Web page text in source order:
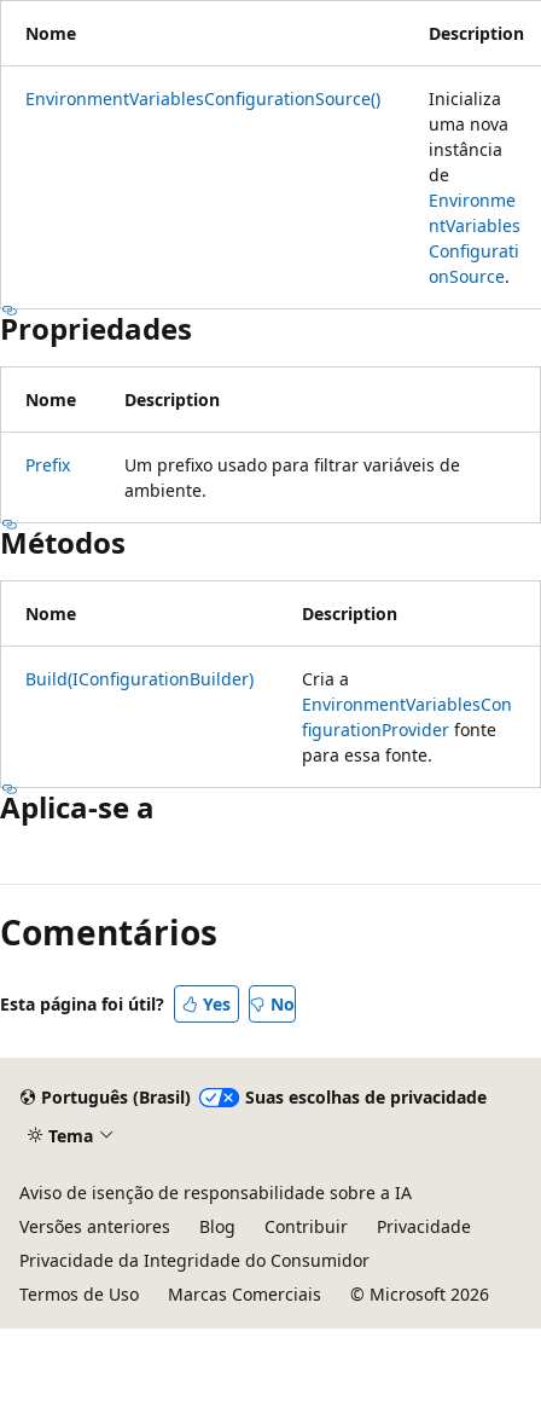
Nome Description
EnvironmentVariablesConfigurationSource()
Inicializa
uma nova
instância
de
Environme
ntVariables
Configurati
onSource.
Propriedades
Nome Description
Prefix
Um prefixo usado para filtrar variáveis de
ambiente.
Métodos
Nome Description
Build(IConfigurationBuilder)
Cria a
EnvironmentVariablesCon
figurationProvider fonte
para essa fonte.
Aplica-se a
de
leitura
Comentários
Esta página foi útil? Yes No
Português (Brasil)
Suas escolhas de privacidade
Tema
Aviso de isenção de responsabilidade sobre a IA
Versões anteriores
Blog Contribuir
Privacidade
Privacidade da Integridade do Consumidor
Termos de Uso
Marcas Comerciais © Microsoft 2026